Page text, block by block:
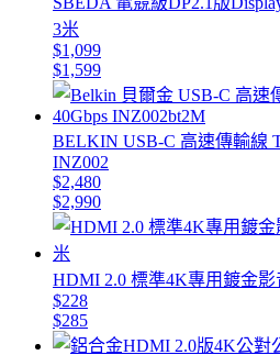
3米
$1,099
$1,599
BELKIN USB-C 高速傳輸線
INZ002
$2,480
$2,990
HDMI 2.0 標準4K專用鍍金
$228
$285